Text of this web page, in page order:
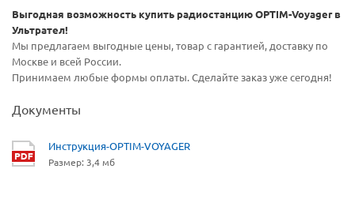
Выгодная возможность купить радиостанцию OPTIM-Voyager в
Ультрател!
Мы предлагаем выгодные цены, товар с гарантией, доставку по
Москве и всей России.
Принимаем любые формы оплаты. Сделайте заказ уже сегодня!
Документы
Инструкция-OPTIM-VOYAGER
Размер: 3,4 мб